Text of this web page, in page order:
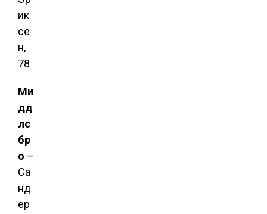
ик
се
н,
78
Ми
дд
лс
бр
о –
Са
нд
ер